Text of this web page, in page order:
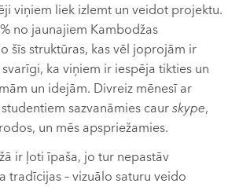
viņiem liek izlemt un veidot projektu.
no jaunajiem Kambodžas
šīs struktūras, kas vēl joprojām ir
ka viņiem ir iespēja tikties un
un idejām. Divreiz mēnesī ar
sazvanāmies caurskype,
un mēs apspriežamies.
ir ļoti īpaša, jo tur nepastāv
tradīcijas – vizuālo saturu veido